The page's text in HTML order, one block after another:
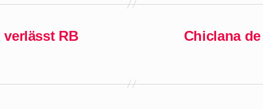
verlässt RB
Chiclana